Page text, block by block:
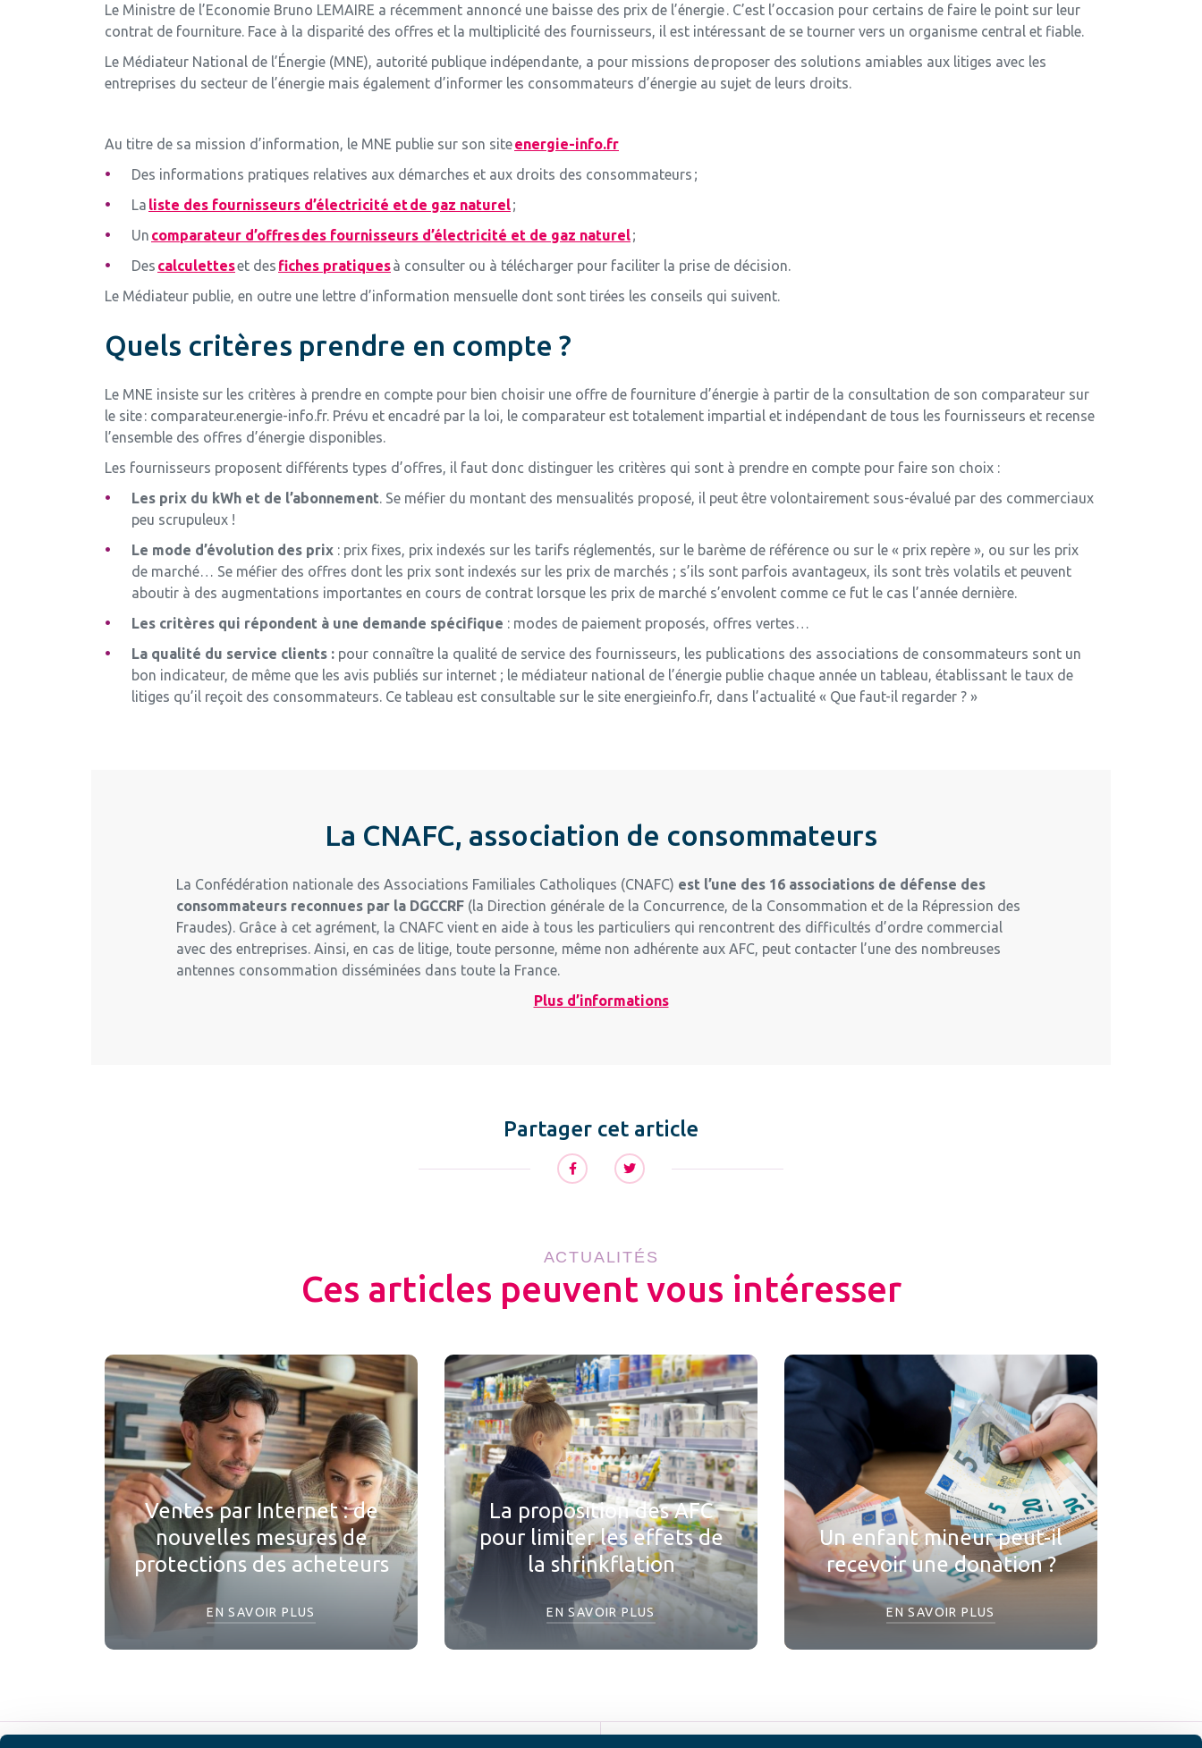
Le Ministre de l’Economie Bruno LEMAIRE a récemment annoncé une baisse des prix de l’énergie . C’est l’occasion pour certains de faire le point sur leur
contrat de fourniture. Face à la disparité des offres et la multiplicité des fournisseurs, il est intéressant de se tourner vers un organisme central et fiable.
Le Médiateur National de l’Énergie (MNE), autorité publique indépendante, a pour missions de proposer des solutions amiables aux litiges avec les
entreprises du secteur de l’énergie mais également d’informer les consommateurs d’énergie au sujet de leurs droits.
Au titre de sa mission d’information, le MNE publie sur son siteenergie-info.fr
Des informations pratiques relatives aux démarches et aux droits des consommateurs ;
La liste des fournisseurs d’électricité et de gaz naturel;
Un comparateur d’offres des fournisseurs d’électricité et de gaz naturel;
Des calculetteset des fiches pratiquesà consulter ou à télécharger pour faciliter la prise de décision.
Le Médiateur publie, en outre une lettre d’information mensuelle dont sont tirées les conseils qui suivent.
Quels critères prendre en compte ?
Le MNE insiste sur les critères à prendre en compte pour bien choisir une offre de fourniture d’énergie à partir de la consultation de son comparateur sur
le site : comparateur.energie-info.fr. Prévu et encadré par la loi, le comparateur est totalement impartial et indépendant de tous les fournisseurs et recense
l’ensemble des offres d’énergie disponibles.
Les fournisseurs proposent différents types d’offres, il faut donc distinguer les critères qui sont à prendre en compte pour faire son choix :
Les prix du kWh et de l’abonnement. Se méfier du montant des mensualités proposé, il peut être volontairement sous-évalué par des commerciaux
peu scrupuleux !
Le mode d’évolution des prix : prix fixes, prix indexés sur les tarifs réglementés, sur le barème de référence ou sur le « prix repère », ou sur les prix
de marché… Se méfier des offres dont les prix sont indexés sur les prix de marchés ; s’ils sont parfois avantageux, ils sont très volatils et peuvent
aboutir à des augmentations importantes en cours de contrat lorsque les prix de marché s’envolent comme ce fut le cas l’année dernière.
Les critères qui répondent à une demande spécifique : modes de paiement proposés, offres vertes…
La qualité du service clients : pour connaître la qualité de service des fournisseurs, les publications des associations de consommateurs sont un
bon indicateur, de même que les avis publiés sur internet ; le médiateur national de l’énergie publie chaque année un tableau, établissant le taux de
litiges qu’il reçoit des consommateurs. Ce tableau est consultable sur le site energieinfo.fr, dans l’actualité « Que faut-il regarder ? »
La CNAFC, association de consommateurs
La Confédération nationale des Associations Familiales Catholiques (CNAFC) est l’une des 16 associations de défense des
consommateurs reconnues par la DGCCRF (la Direction générale de la Concurrence, de la Consommation et de la Répression des
Fraudes). Grâce à cet agrément, la CNAFC vient en aide à tous les particuliers qui rencontrent des difficultés d’ordre commercial
avec des entreprises. Ainsi, en cas de litige, toute personne, même non adhérente aux AFC, peut contacter l’une des nombreuses
antennes consommation disséminées dans toute la France.
Plus d’informations
Partager cet article
ACTUALITÉS
Ces articles peuvent vous intéresser
Ventes par Internet : de
nouvelles mesures de
protections des acheteurs
EN SAVOIR PLUS
La proposition des AFC
pour limiter les effets de
la shrinkflation
EN SAVOIR PLUS
Un enfant mineur peut-il
recevoir une donation ?
EN SAVOIR PLUS